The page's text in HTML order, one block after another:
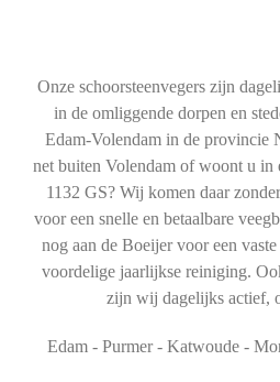
Onze schoorsteenvegers zijn
in de omliggende dorpen en
Edam-Volendam in de provincie
net buiten Volendam of woont u in
1132 GS? Wij komen daar
voor een snelle en betaalbare
nog aan de Boeijer voor een
voordelige jaarlijkse reiniging.
zijn wij dagelijks actief,
Edam - Purmer - Katwoude -